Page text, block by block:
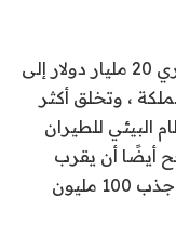
من المتوقع أن تضيف هيئة النقل البحري 20 مليار دولار إلى
، وتخلق أكثر
البيئي للطيران
أيضًا أن يقرب
المملكة خطوة من هدفها المتمثل في جذب 100 مليون